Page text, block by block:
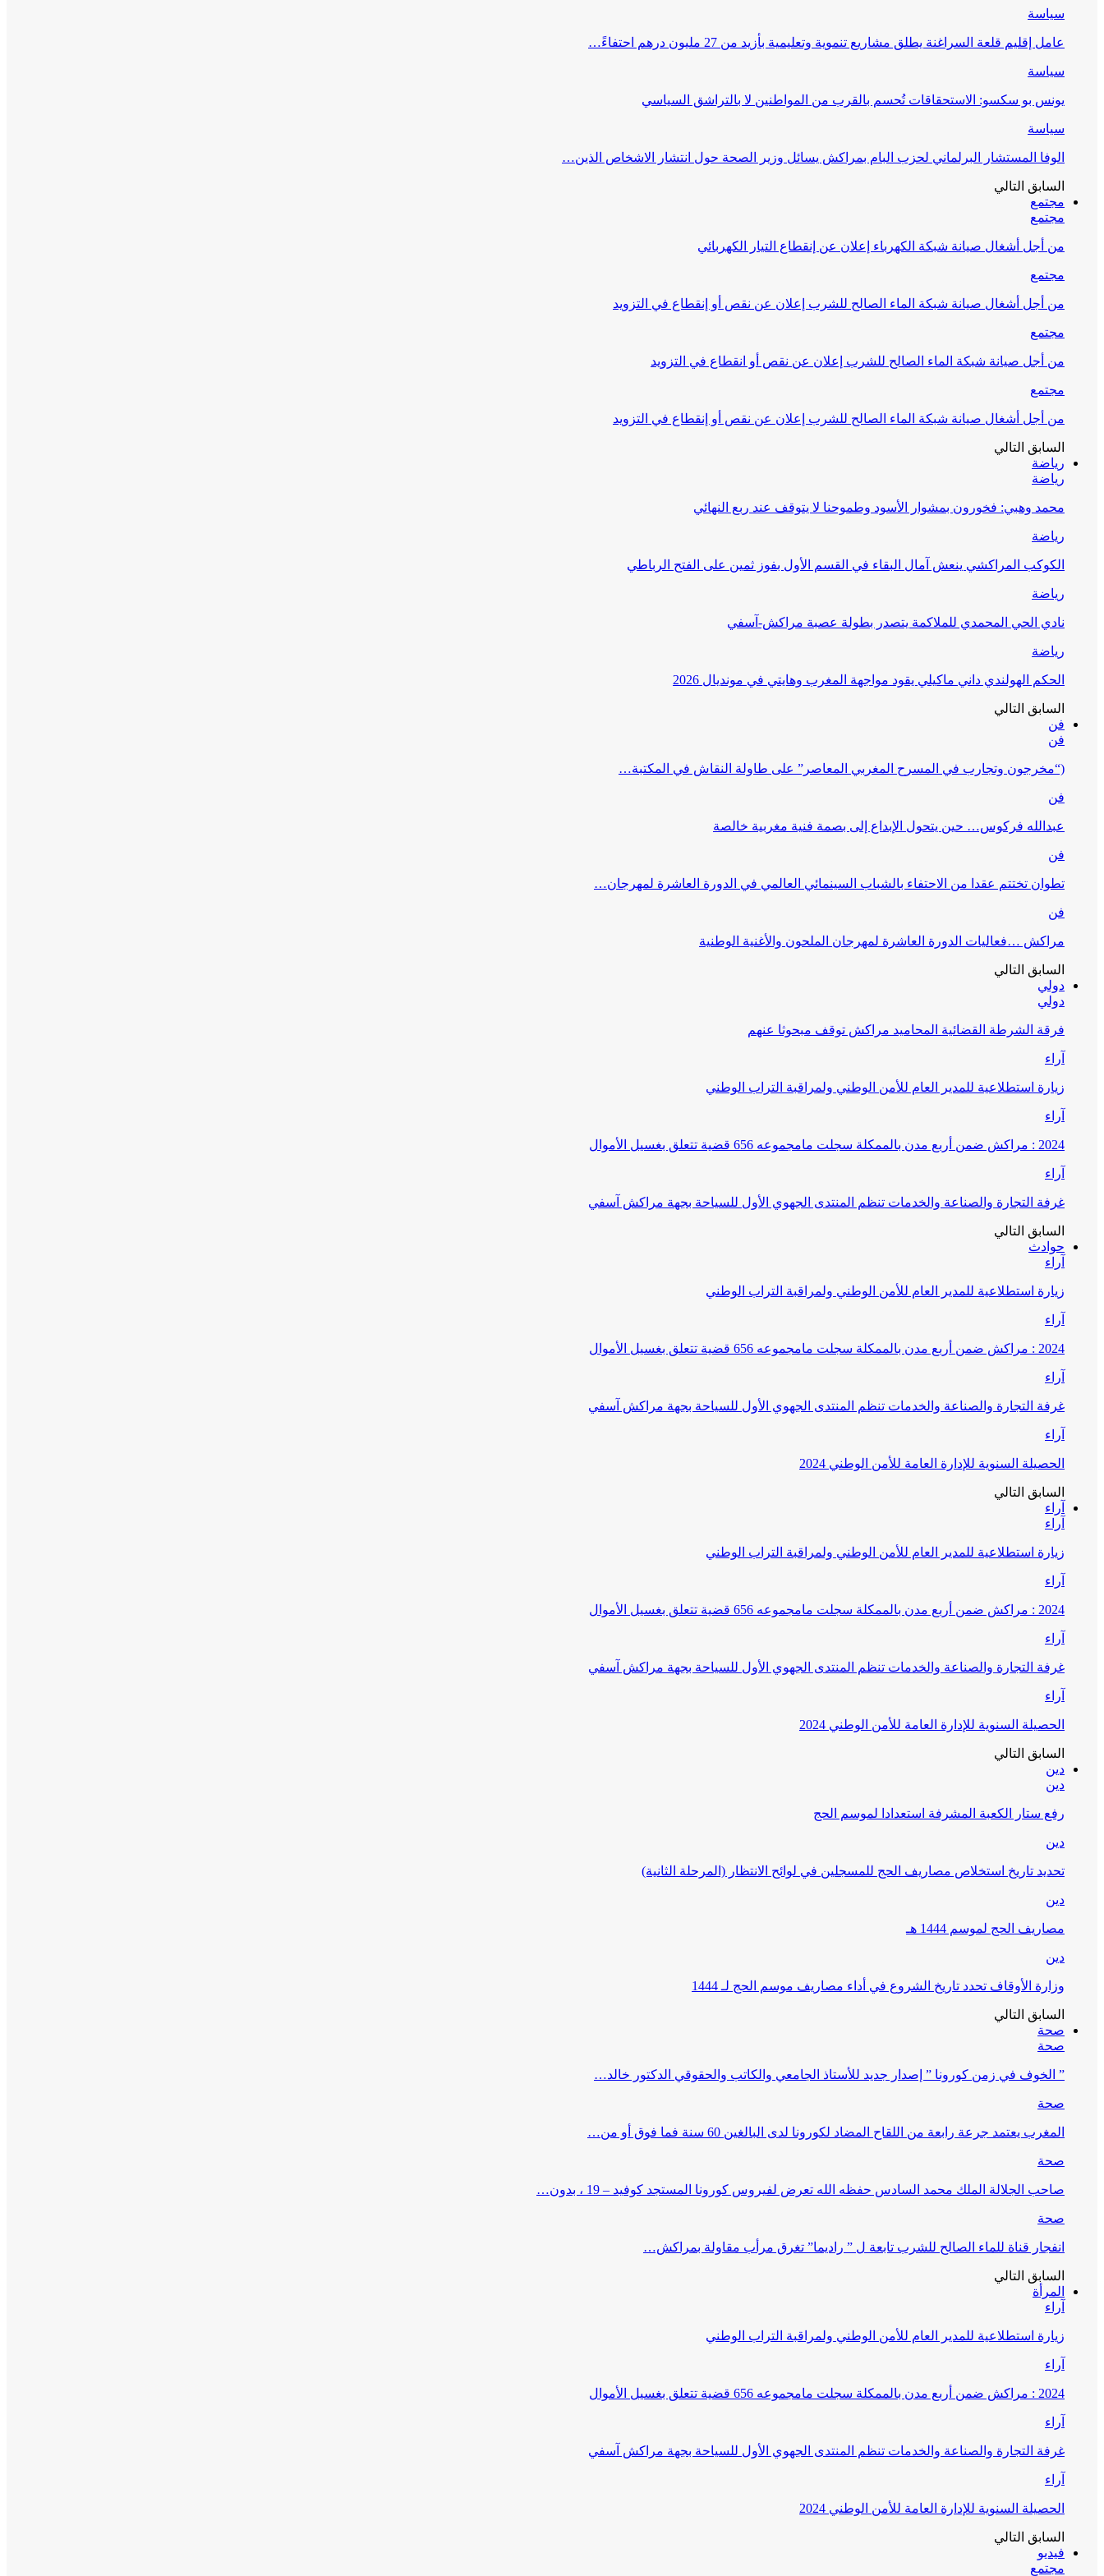
سياسة
عامل إقليم قلعة السراغنة يطلق مشاريع تنموية وتعليمية بأزيد من 27 مليون درهم احتفاءً…
سياسة
يونس بو سكسو: الاستحقاقات تُحسم بالقرب من المواطنين لا بالتراشق السياسي
سياسة
الوفا المستشار البرلماني لحزب البام بمراكش يسائل وزير الصحة حول انتشار الاشخاص الذين…
السابق التالي
مجتمع
مجتمع
من أجل أشغال صيانة شبكة الكهرباء إعلان عن إنقطاع التيار الكهربائي
مجتمع
من أجل أشغال صيانة شبكة الماء الصالح للشرب إعلان عن نقص أو إنقطاع في التزويد
مجتمع
من أجل صيانة شبكة الماء الصالح للشرب إعلان عن نقص أو انقطاع في التزويد
مجتمع
من أجل أشغال صيانة شبكة الماء الصالح للشرب إعلان عن نقص أو إنقطاع في التزويد
السابق التالي
رياضة
رياضة
محمد وهبي: فخورون بمشوار الأسود وطموحنا لا يتوقف عند ربع النهائي
رياضة
الكوكب المراكشي ينعش آمال البقاء في القسم الأول بفوز ثمين على الفتح الرباطي
رياضة
نادي الحي المحمدي للملاكمة يتصدر بطولة عصبة مراكش-آسفي
رياضة
الحكم الهولندي داني ماكيلي يقود مواجهة المغرب وهايتي في مونديال 2026
السابق التالي
فن
فن
(“مخرجون وتجارب في المسرح المغربي المعاصر” على طاولة النقاش في المكتبة…
فن
عبدالله فركوس… حين يتحول الإبداع إلى بصمة فنية مغربية خالصة
فن
تطوان تختتم عقدا من الاحتفاء بالشباب السينمائي العالمي في الدورة العاشرة لمهرجان…
فن
مراكش …فعاليات الدورة العاشرة لمهرجان الملحون والأغنية الوطنية
السابق التالي
دولي
دولي
فرقة الشرطة القضائية المحاميد مراكش توقف مبحوثا عنهم
آراء
زيارة استطلاعية للمدير العام للأمن الوطني ولمراقبة التراب الوطني
آراء
2024 : مراكش ضمن أربع مدن بالممكلة سجلت مامجموعه 656 قضية تتعلق بغسيل الأموال
آراء
غرفة التجارة والصناعة والخدمات تنظم المنتدى الجهوي الأول للسياحة بجهة مراكش آسفي
السابق التالي
حوادث
آراء
زيارة استطلاعية للمدير العام للأمن الوطني ولمراقبة التراب الوطني
آراء
2024 : مراكش ضمن أربع مدن بالممكلة سجلت مامجموعه 656 قضية تتعلق بغسيل الأموال
آراء
غرفة التجارة والصناعة والخدمات تنظم المنتدى الجهوي الأول للسياحة بجهة مراكش آسفي
آراء
الحصيلة السنوية للإدارة العامة للأمن الوطني 2024
السابق التالي
آراء
آراء
زيارة استطلاعية للمدير العام للأمن الوطني ولمراقبة التراب الوطني
آراء
2024 : مراكش ضمن أربع مدن بالممكلة سجلت مامجموعه 656 قضية تتعلق بغسيل الأموال
آراء
غرفة التجارة والصناعة والخدمات تنظم المنتدى الجهوي الأول للسياحة بجهة مراكش آسفي
آراء
الحصيلة السنوية للإدارة العامة للأمن الوطني 2024
السابق التالي
دين
دين
رفع ستار الكعبة المشرفة استعدادا لموسم الحج
دين
تحديد تاريخ استخلاص مصاريف الحج للمسجلين في لوائح الانتظار (المرحلة الثانية)
دين
مصاريف الحج لموسم 1444 هـ
دين
وزارة الأوقاف تحدد تاريخ الشروع في أداء مصاريف موسم الحج لـ 1444
السابق التالي
صحة
صحة
” الخوف في زمن كورونا ” إصدار جديد للأستاذ الجامعي والكاتب والحقوقي الدكتور خالد…
صحة
المغرب يعتمد جرعة رابعة من اللقاح المضاد لكورونا لدى البالغين 60 سنة فما فوق أو من…
صحة
صاحب الجلالة الملك محمد السادس حفظه الله تعرض لفيروس كورونا المستجد كوفيد – 19 ، بدون…
صحة
انفجار قناة للماء الصالح للشرب تابعة ل ” راديما” تغرق مرأب مقاولة بمراكش…
السابق التالي
المرأة
آراء
زيارة استطلاعية للمدير العام للأمن الوطني ولمراقبة التراب الوطني
آراء
2024 : مراكش ضمن أربع مدن بالممكلة سجلت مامجموعه 656 قضية تتعلق بغسيل الأموال
آراء
غرفة التجارة والصناعة والخدمات تنظم المنتدى الجهوي الأول للسياحة بجهة مراكش آسفي
آراء
الحصيلة السنوية للإدارة العامة للأمن الوطني 2024
السابق التالي
فيديو
مجتمع